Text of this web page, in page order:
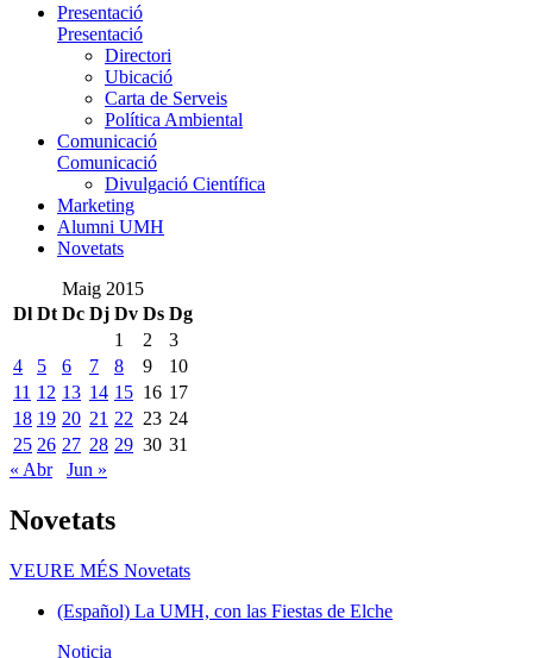
Presentació
Presentació
Directori
Ubicació
Carta de Serveis
Política Ambiental
Comunicació
Comunicació
Divulgació Científica
Marketing
Alumni UMH
Novetats
Maig 2015
Dl Dt Dc Dj Dv Ds Dg
1
2
3
4
5 6 7 8 9
10
11 12 13 14 15 16 17
18 19 20 21 22 23 24
25 26 27 28 29 30 31
« Abr
Jun »
Novetats
VEURE MÉS Novetats
(Español) La UMH, con las Fiestas de Elche
Noticia